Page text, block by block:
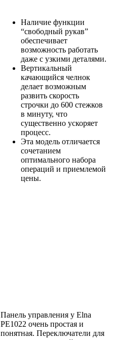
Наличие функции
“свободный рукав”
обеспечивает
возможность работать
даже с узкими деталями.
Вертикальный
качающийся челнок
делает возможным
развить скорость
строчки до 600 стежков
в минуту, что
существенно ускоряет
процесс.
Эта модель отличается
сочетанием
оптимального набора
операций и приемлемой
цены.
Панель управления у Elna
PE1022 очень простая и
понятная. Переключатели для